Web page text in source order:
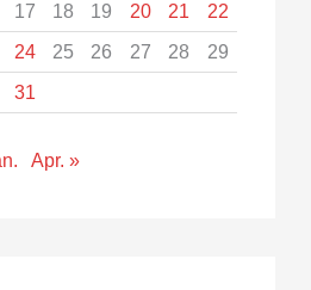
17 18 19 20 21
22
24 25 26 27 28
29
31
Apr. »